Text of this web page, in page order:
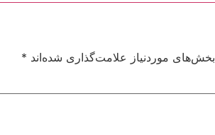
بخش‌های موردنیاز علامت‌گذاری شده‌اند *